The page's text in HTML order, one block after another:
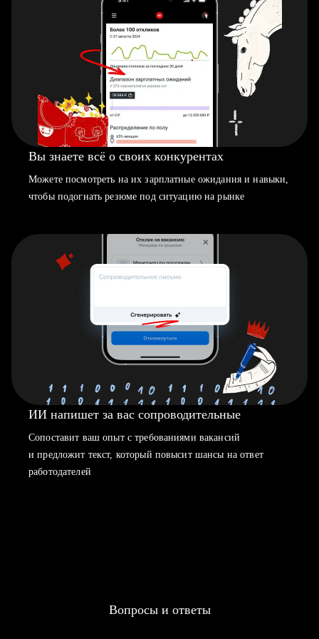
Вы знаете всё о своих конкурентах
Можете посмотреть на их зарплатные ожидания и навыки,
чтобы подогнать резюме под ситуацию на рынке
ИИ напишет за вас сопроводительные
Сопоставит ваш опыт с требованиями вакансий
и предложит текст, который повысит шансы на ответ
работодателей
Вопросы и ответы